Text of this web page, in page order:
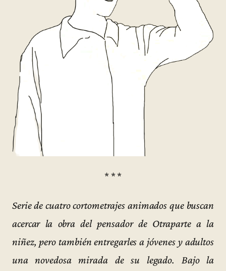
* * *
Serie de cuatro cortometrajes animados que buscan
acercar la obra del pensador de Otraparte a la
niñez, pero también entregarles a jóvenes y adultos
una novedosa mirada de su legado. Bajo la